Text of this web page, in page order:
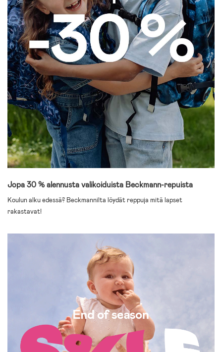
Jopa 30 % alennusta valikoiduista Beckmann-repuista
Koulun alku edessä? Beckmannilta löydät reppuja mitä lapset
rakastavat!